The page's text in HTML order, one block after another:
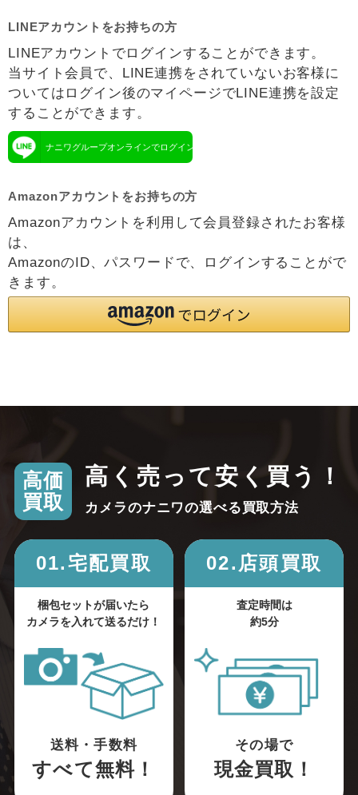
LINEアカウントをお持ちの方
LINEアカウントでログインすることができます。
当サイト会員で、LINE連携をされていないお客様に
ついてはログイン後のマイページでLINE連携を設定
することができます。
ナニワグループオンラインでログイン
Amazonアカウントをお持ちの方
Amazonアカウントを利用して会員登録されたお客様
は、
AmazonのID、パスワードで、ログインすることがで
きます。
高価
買取
高く売って安く買う！
カメラのナニワの選べる買取方法
01.宅配買取
梱包セットが届いたら
カメラを入れて送るだけ！
送料・手数料
すべて無料！
02.店頭買取
査定時間は
約5分
その場で
現金買取！